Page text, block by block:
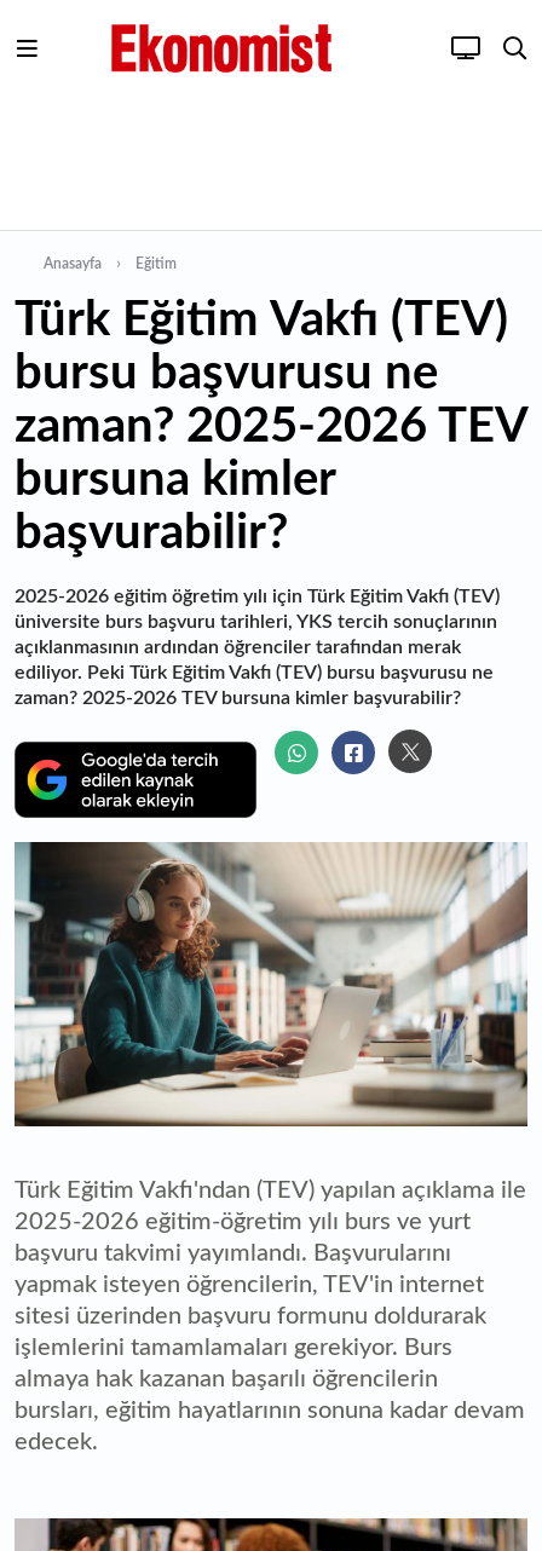
Anasayfa Eğitim
Türk Eğitim Vakfı (TEV)
bursu başvurusu ne
zaman? 2025-2026 TEV
bursuna kimler
başvurabilir?
2025-2026 eğitim öğretim yılı için Türk Eğitim Vakfı (TEV)
üniversite burs başvuru tarihleri, YKS tercih sonuçlarının
açıklanmasının ardından öğrenciler tarafından merak
ediliyor. Peki Türk Eğitim Vakfı (TEV) bursu başvurusu ne
zaman? 2025-2026 TEV bursuna kimler başvurabilir?
Türk Eğitim Vakfı'ndan (TEV) yapılan açıklama ile
2025-2026 eğitim-öğretim yılı burs ve yurt
başvuru takvimi yayımlandı. Başvurularını
yapmak isteyen öğrencilerin, TEV'in internet
sitesi üzerinden başvuru formunu doldurarak
işlemlerini tamamlamaları gerekiyor. Burs
almaya hak kazanan başarılı öğrencilerin
bursları, eğitim hayatlarının sonuna kadar devam
edecek.